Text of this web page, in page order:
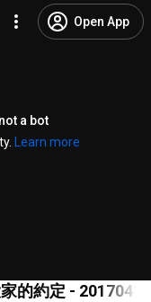
Open App
a bot
Learn more
的約定 -